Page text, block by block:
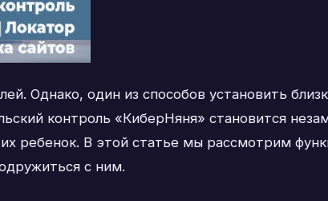
Однако, один из способов установить
контроль «КиберНяня» становится
ребенок. В этой статье мы рассмотрим
с ним.